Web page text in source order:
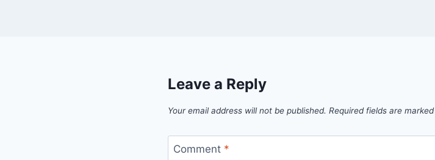
Leave a Reply
Your email address will not be published. Required fields are marked
Comment *